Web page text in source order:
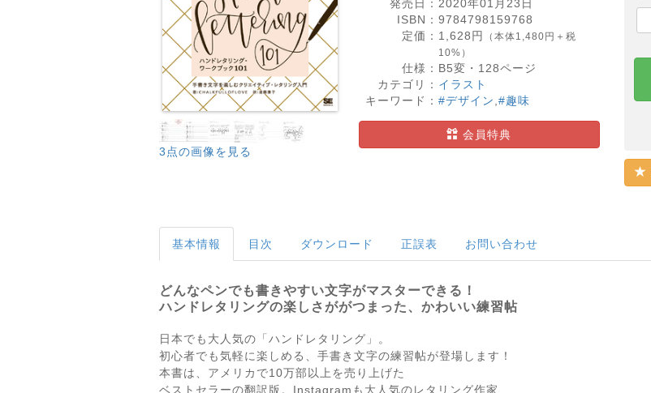
3点の画像を見る
発売日： 2020年01月23日
ISBN： 9784798159768
定価： 1,628 円
（本体1,480円＋税
10%）
仕様： B5変・ 128ページ
カテゴリ： イラスト
キーワード： #デザイン #趣味
会員特典
基本情報 目次 ダウンロード 正誤表 お問い合わせ
どんなペンでも書きやすい文字がマスターできる！
ハンドレタリングの楽しさががつまった、かわいい練習帖
日本でも大人気の「ハンドレタリング」。
初心者でも気軽に楽しめる、手書き文字の練習帖が登場します！
本書は、アメリカで10万部以上を売り上げた
ベストセラーの翻訳版。Instagramも大人気のレタリング作家